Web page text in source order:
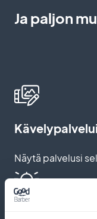
Ja paljon
Näytä palvelusi